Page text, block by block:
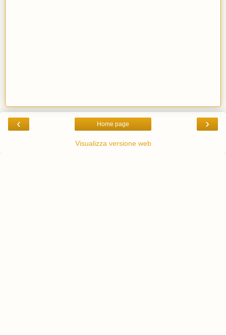
‹ ›
Home page
Visualizza versione web